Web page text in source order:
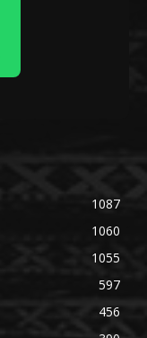
1087
1060
1055
597
456